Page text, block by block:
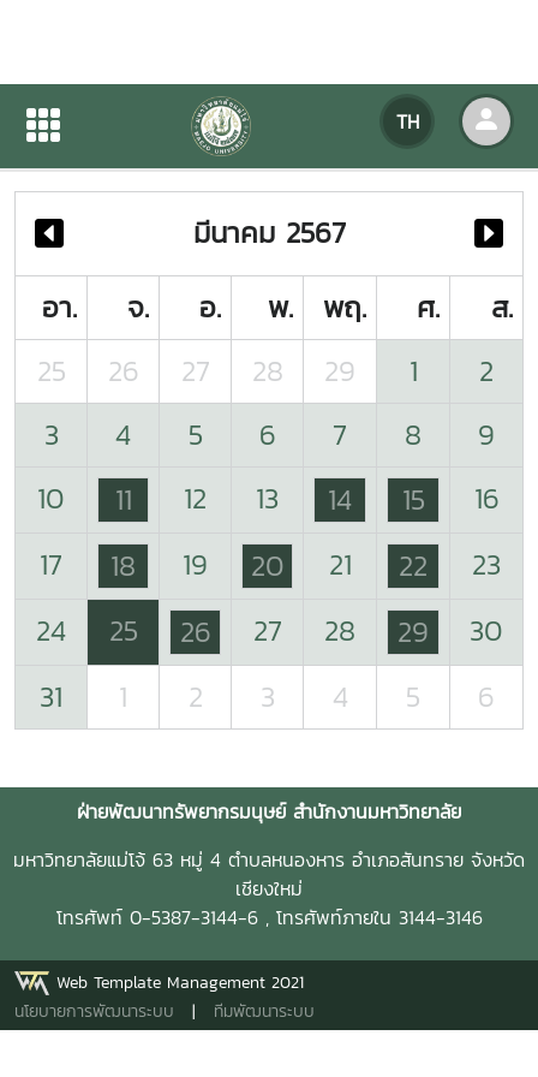
TH
ปฏิทินกิจกรรมของหน่วยงาน
ปฏิทินกิจกรรมของหน่วยงาน
มีนาคม 2567
อา.
จ. อ. พ. พฤ. ศ.
ส.
25
26 27 28 29 1
2
3
4 5 6 7 8
9
10
11 12 13 14 15
16
17
18 19 20 21 22
23
24
25 26 27 28 29
30
31
1 2 3 4 5 6
ฝ่ายพัฒนาทรัพยากรมนุษย์ สำนักงานมหาวิทยาลัย
มหาวิทยาลัยแม่โจ้ 63 หมู่ 4 ตำบลหนองหาร อำเภอสันทราย จังหวัด
เชียงใหม่
โทรศัพท์ 0-5387-3144-6 , โทรศัพท์ภายใน 3144-3146
Web Template Management 2021
นโยบายการพัฒนาระบบ | ทีมพัฒนาระบบ